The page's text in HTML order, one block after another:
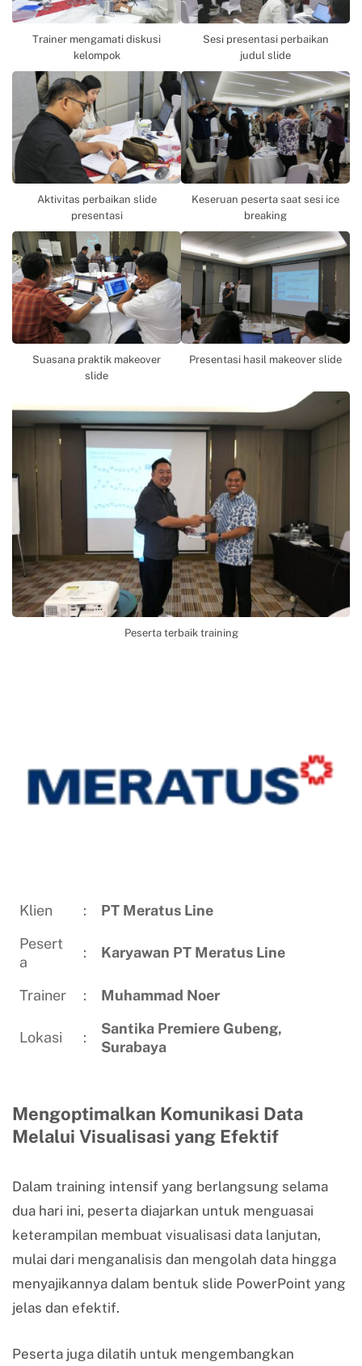
Trainer mengamati diskusi
kelompok
Sesi presentasi perbaikan
judul slide
Aktivitas perbaikan slide
presentasi
Keseruan peserta saat sesi ice
breaking
Suasana praktik makeover
slide
Presentasi hasil makeover slide
Peserta terbaik training
Klien :
PT Meratus Line
Pesert
a
: Karyawan PT Meratus Line
Trainer : Muhammad Noer
Lokasi :
Santika Premiere Gubeng,
Surabaya
Mengoptimalkan Komunikasi Data
Melalui Visualisasi yang Efektif
Dalam training intensif yang berlangsung selama
dua hari ini, peserta diajarkan untuk menguasai
keterampilan membuat visualisasi data lanjutan,
mulai dari menganalisis dan mengolah data hingga
menyajikannya dalam bentuk slide PowerPoint yang
jelas dan efektif.
Peserta juga dilatih untuk mengembangkan